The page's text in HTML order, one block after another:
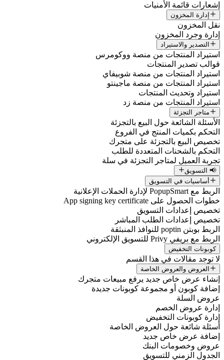
إشعارات قائمة الأمنيات
إدارة المخزون
نقل المخزون
إدارة وجرد المخزون
التصدير والاستيراد
استيراد المنتجات من منصة ووكومرس
قوالب تصدير المنتجات
استيراد المنتجات من منصة شوبيفاي
استيراد المنتجات من منصة ماجينتو
استيراد وتحديث المنتجات
استيراد المنتجات من منصة زد
متاجر التجزئة
الأسئلة الشائعة حول البيع بالتجزئة
التحكم بكميات المنتج في الفروع
تخصيص البيع بالتجزئة على متجرك
التحكم بالشحنات المتعددة للطلب
تجربة العميل لمتاجر التجزئة في سلة
📢 التسويق
أساسيات في التسويق
الربط مع PopupSmart لإدارة الحملات الإعلانية
خطوات الحصول على App signing key certificate
تخصيص إعدادات التسويق
تخصيص إعدادات الطلب المباشر
الربط بوبتن poptin للنوافذ المنبثقة
الربط مع بريفي Privy للتسويق الإلكتروني
كوبونات التخفيض
لا توجد مقالات في هذا القسم
العروض والعروض الخاصة
إنشاء عرض خاص جديد يرفع مبيعات متجرك
إضافة كوبون أو مجموعة كوبونات جديدة
عروض السلة
إدارة عروض الخصم
إدارة كوبونات التخفيض
أسئلة شائعة حول العروض الخاصة
إضافة عرض خاص جديد
عروض وخصومات البنك
الجدول الزمني للتسويق